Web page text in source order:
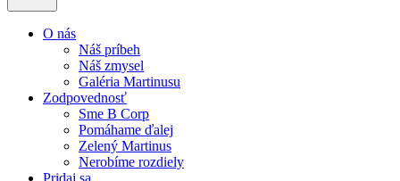
O nás
Náš príbeh
Náš zmysel
Galéria Martinusu
Zodpovednosť
Sme B Corp
Pomáhame ďalej
Zelený Martinus
Nerobíme rozdiely
Pridaj sa